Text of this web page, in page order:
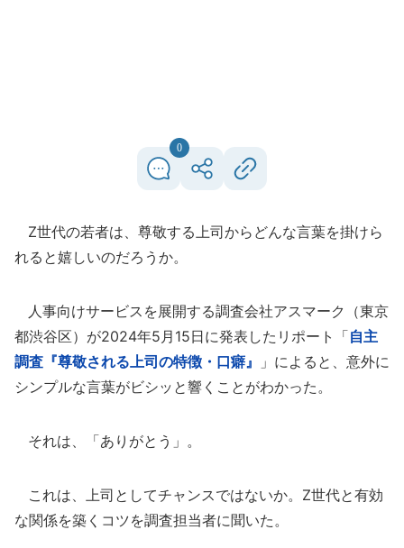
0
Z世代の若者は、尊敬する上司からどんな言葉を掛けら
れると嬉しいのだろうか。
人事向けサービスを展開する調査会社アスマーク（東京
都渋谷区）が2024年5月15日に発表したリポート「自主
調査『尊敬される上司の特徴・口癖』
」によると、意外に
シンプルな言葉がビシッと響くことがわかった。
それは、「ありがとう」。
これは、上司としてチャンスではないか。Z世代と有効
な関係を築くコツを調査担当者に聞いた。